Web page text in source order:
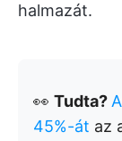
halmazát.
👀 Tudta?
45%-át az